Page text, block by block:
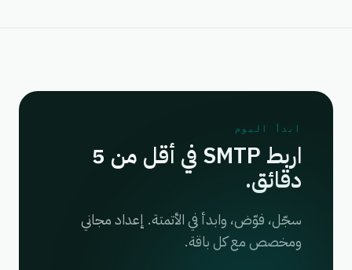
ابدأ اليوم
اربط SMTP في أقل من 5
دقائق.
سجّل، فوّض، وابدأ في الأتمتة. إعداد مجاني
ومخصص مع كل باقة.